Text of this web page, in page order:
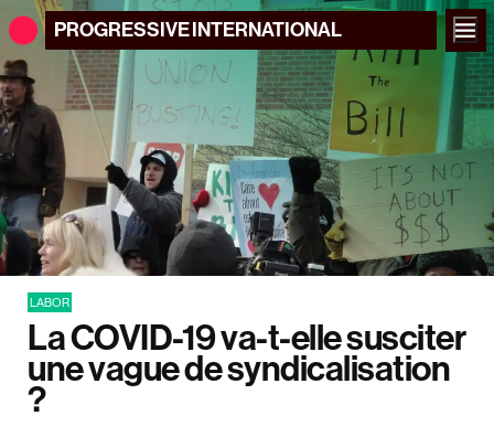
PROGRESSIVEINTERNATIONAL
LABOR
La COVID-19 va-t-elle susciter
une vague de syndicalisation
?